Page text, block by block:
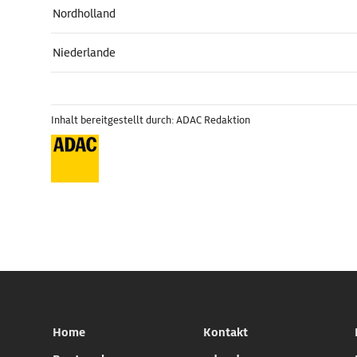
Nordholland
Niederlande
Inhalt bereitgestellt durch: ADAC Redaktion
Home
Kontakt